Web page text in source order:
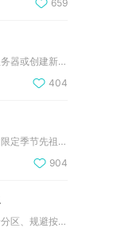
659
明日之后重新打新手教程，需通过切换账号、更换服务器或创建新角...
404
光遇解锁各类舞蹈动作主要依靠地图常驻先祖收集、限定季节先祖兑...
904
梦幻西游技能快捷键设置的核心关键，在于做好场景分区、规避按键...